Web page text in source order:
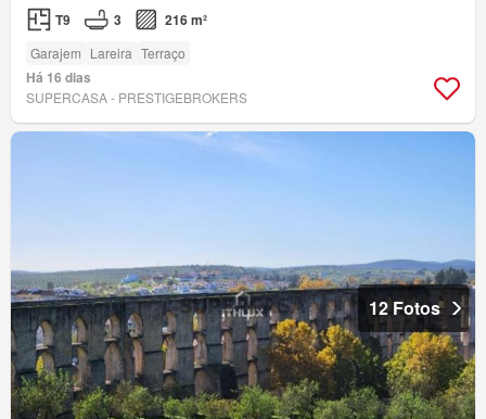
T9 3 216 m²
Garajem Lareira Terraço
Há 16 dias
SUPERCASA - PRESTIGEBROKERS
12 Fotos